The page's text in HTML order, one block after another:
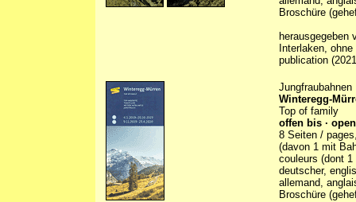
Broschüre
herausgegeben
Interlaken,
publication
Jungfraubahnen
Winteregg-
Top of family
offen bis ·
8 Seiten /
(davon 1 mit
couleurs (dont
deutscher,
allemand,
Broschüre